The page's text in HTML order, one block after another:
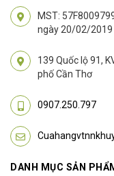
MST:
ngày 20/02/2019
139 Quốc lộ 91,
phố Cần Thơ
0907.250.797
DANH MỤC SẢN